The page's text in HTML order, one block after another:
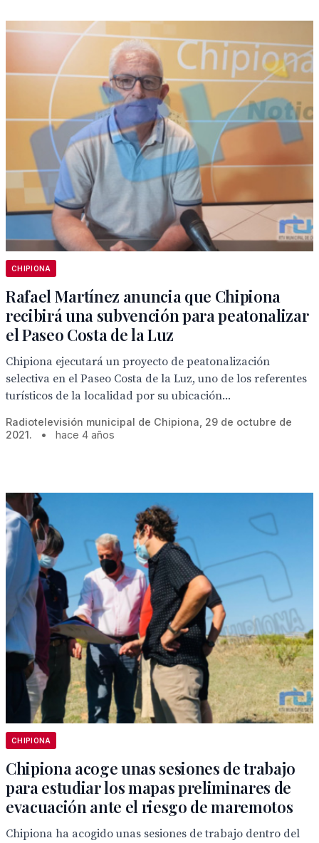
CHIPIONA
Rafael Martínez anuncia que Chipiona
recibirá una subvención para peatonalizar
el Paseo Costa de la Luz
Chipiona ejecutará un proyecto de peatonalización
selectiva en el Paseo Costa de la Luz, uno de los referentes
turísticos de la localidad por su ubicación...
Radiotelevisión municipal de Chipiona, 29 de octubre de
2021.
• hace 4 años
CHIPIONA
Chipiona acoge unas sesiones de trabajo
para estudiar los mapas preliminares de
evacuación ante el riesgo de maremotos
Chipiona ha acogido unas sesiones de trabajo dentro del